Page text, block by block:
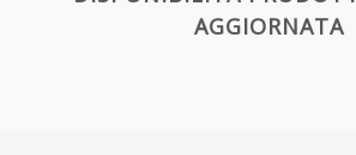
AGGIORNATA